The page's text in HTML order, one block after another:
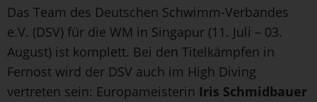
Das Team des Deutschen Schwimm-Verbandes
e.V. (DSV) für die WM in Singapur (11. Juli – 03.
August) ist komplett. Bei den Titelkämpfen in
Fernost wird der DSV auch im High Diving
vertreten sein: Europameisterin Iris Schmidbauer